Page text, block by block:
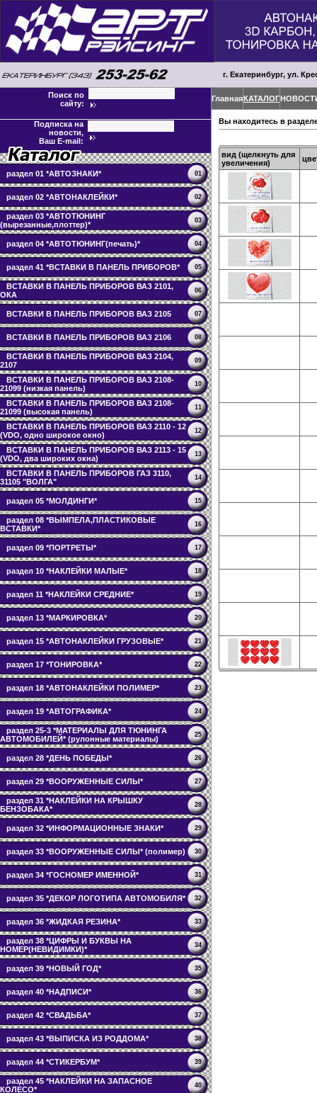
г. Екатеринбург, ул.
Поиск по
сайту:
Подписка на
новости,
Ваш E-mail:
раздел 01 *АВТОЗНАКИ* 01
раздел 02 *АВТОНАКЛЕЙКИ* 02
раздел 03 *АВТОТЮНИНГ
(вырезанные,плоттер)*
03
раздел 04 *АВТОТЮНИНГ(печать)* 04
раздел 41 *ВСТАВКИ В ПАНЕЛЬ ПРИБОРОВ* 05
ВСТАВКИ В ПАНЕЛЬ ПРИБОРОВ ВАЗ 2101,
ОКА
06
ВСТАВКИ В ПАНЕЛЬ ПРИБОРОВ ВАЗ 2105 07
ВСТАВКИ В ПАНЕЛЬ ПРИБОРОВ ВАЗ 2106 08
ВСТАВКИ В ПАНЕЛЬ ПРИБОРОВ ВАЗ 2104,
2107
09
ВСТАВКИ В ПАНЕЛЬ ПРИБОРОВ ВАЗ 2108-
21099 (низкая панель)
10
ВСТАВКИ В ПАНЕЛЬ ПРИБОРОВ ВАЗ 2108-
21099 (высокая панель)
11
ВСТАВКИ В ПАНЕЛЬ ПРИБОРОВ ВАЗ 2110 - 12
(VDO, одно широкое окно)
12
ВСТАВКИ В ПАНЕЛЬ ПРИБОРОВ ВАЗ 2113 - 15
(VDO, два широких окна)
13
ВСТАВКИ В ПАНЕЛЬ ПРИБОРОВ ГАЗ 3110,
31105 "ВОЛГА"
14
раздел 05 *МОЛДИНГИ* 15
раздел 08 *ВЫМПЕЛА,ПЛАСТИКОВЫЕ
ВСТАВКИ*
16
раздел 09 *ПОРТРЕТЫ* 17
раздел 10 *НАКЛЕЙКИ МАЛЫЕ* 18
раздел 11 *НАКЛЕЙКИ СРЕДНИЕ* 19
раздел 13 *МАРКИРОВКА* 20
раздел 15 *АВТОНАКЛЕЙКИ ГРУЗОВЫЕ* 21
раздел 17 *ТОНИРОВКА* 22
раздел 18 *АВТОНАКЛЕЙКИ ПОЛИМЕР* 23
раздел 19 *АВТОГРАФИКА* 24
раздел 25-3 *МАТЕРИАЛЫ ДЛЯ ТЮНИНГА
АВТОМОБИЛЕЙ* (рулонные материалы)
25
раздел 28 *ДЕНЬ ПОБЕДЫ* 26
раздел 29 *ВООРУЖЕННЫЕ СИЛЫ* 27
раздел 31 *НАКЛЕЙКИ НА КРЫШКУ
БЕНЗОБАКА*
28
раздел 32 *ИНФОРМАЦИОННЫЕ ЗНАКИ* 29
раздел 33 *ВООРУЖЕННЫЕ СИЛЫ* (полимер) 30
раздел 34 *ГОСНОМЕР ИМЕННОЙ* 31
раздел 35 *ДЕКОР ЛОГОТИПА АВТОМОБИЛЯ* 32
раздел 36 *ЖИДКАЯ РЕЗИНА* 33
раздел 38 *ЦИФРЫ И БУКВЫ НА
НОМЕР(НЕВИДИМКИ)*
34
раздел 39 *НОВЫЙ ГОД* 35
раздел 40 *НАДПИСИ* 36
раздел 42 *СВАДЬБА* 37
раздел 43 *ВЫПИСКА ИЗ РОДДОМА* 38
раздел 44 *СТИКЕРБУМ* 39
раздел 45 *НАКЛЕЙКИ НА ЗАПАСНОЕ
КОЛЕСО*
40
ГлавнаяКАТАЛОГ
Вы находитесь в
вид (щелкнуть для
увеличения)